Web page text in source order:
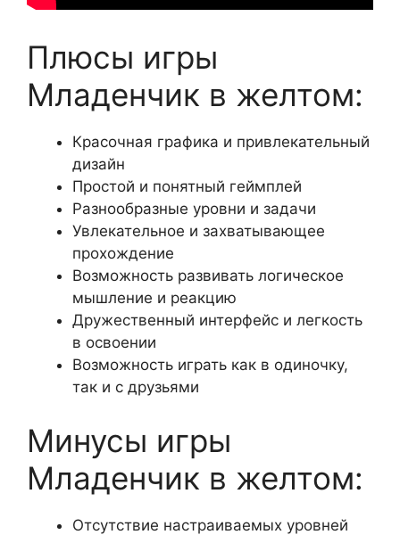
Плюсы игры
Младенчик в желтом:
Красочная графика и привлекательный
дизайн
Простой и понятный геймплей
Разнообразные уровни и задачи
Увлекательное и захватывающее
прохождение
Возможность развивать логическое
мышление и реакцию
Дружественный интерфейс и легкость
в освоении
Возможность играть как в одиночку,
так и с друзьями
Минусы игры
Младенчик в желтом:
Отсутствие настраиваемых уровней